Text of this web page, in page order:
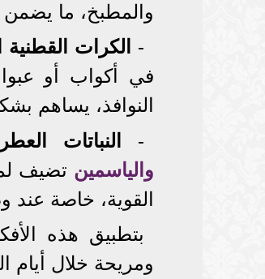
والمطبخ، ما يضمن
-
الكرات
في أكواب أو
النوافذ، يساهم
-
النباتات
والياسمين تضيف
القوية، خاصة عند
بتطبيق هذه
ومريحة خلال أيام